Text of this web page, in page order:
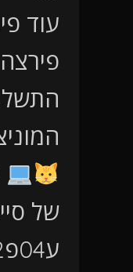
עוד
פירצה
של
ע04פ02